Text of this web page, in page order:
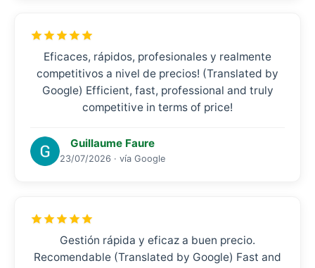
Eficaces, rápidos, profesionales y realmente
competitivos a nivel de precios! (Translated by
Google) Efficient, fast, professional and truly
competitive in terms of price!
Guillaume Faure
23/07/2026 · vía Google
Gestión rápida y eficaz a buen precio.
Recomendable (Translated by Google) Fast and